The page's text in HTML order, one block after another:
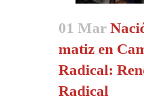
01 Mar
matiz en
Radical:
Radical